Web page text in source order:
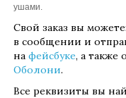
ушами.
Свой заказ вы
в сообщении и
нафейсбуке, а также
Оболони.
Все реквизиты вы